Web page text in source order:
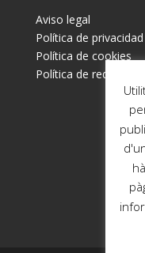
Aviso legal
Política de privacidad
Política de cookies
Política de redes